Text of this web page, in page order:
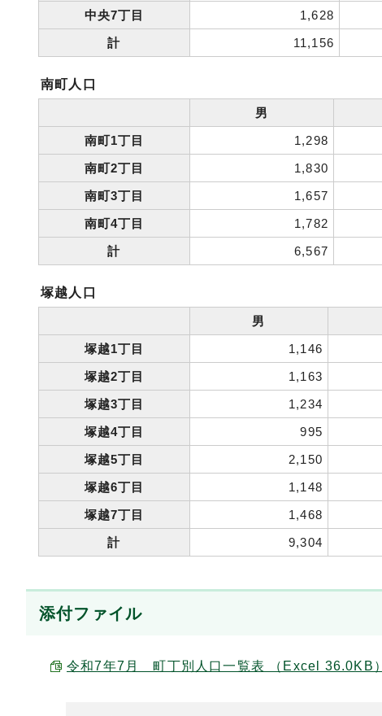
中央7丁目
1,628
計
11,156
南町人口
男
南町1丁目
1,298
南町2丁目
1,830
南町3丁目
1,657
南町4丁目
1,782
計
6,567
塚越人口
男
塚越1丁目
1,146
塚越2丁目
1,163
塚越3丁目
1,234
塚越4丁目
995
塚越5丁目
2,150
塚越6丁目
1,148
塚越7丁目
1,468
計
9,304
添付ファイル
令和7年7月 町丁別人口一覧表 （Excel 36.0KB）